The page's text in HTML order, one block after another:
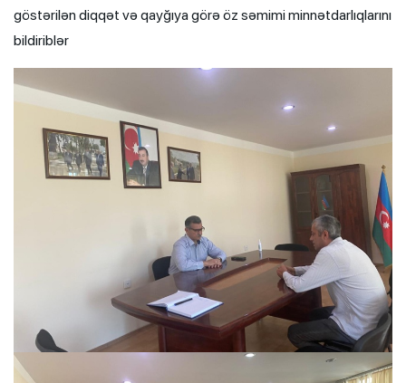
göstərilən diqqət və qayğıya görə öz səmimi minnətdarlıqlarını
bildiriblər